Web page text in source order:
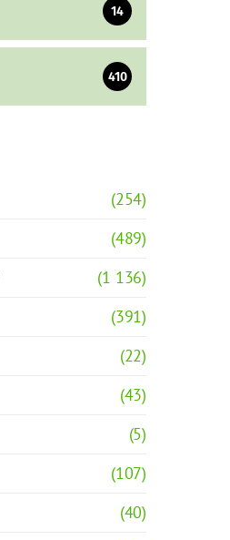
14
410
(254)
(489)
(1 136)
(391)
(22)
(43)
(5)
(107)
(40)